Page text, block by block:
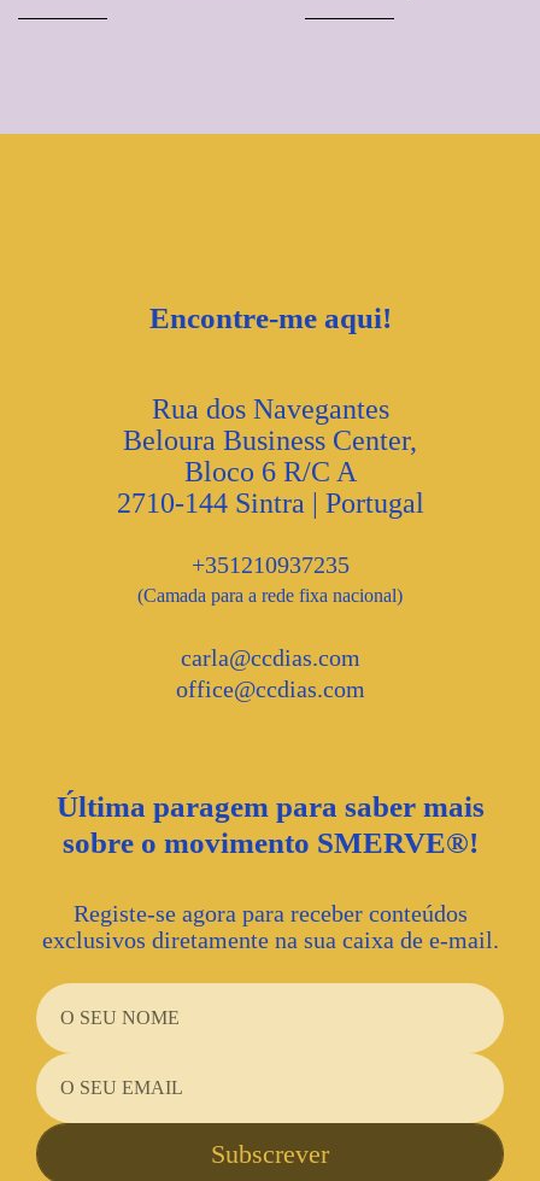
Encontre-me aqui!
Rua dos Navegantes
Beloura Business Center,
Bloco 6 R/C A
2710-144 Sintra | Portugal
+351210937235
(Camada para a rede fixa nacional)
carla@ccdias.com
office@ccdias.com
Última paragem para saber mais
sobre o movimento SMERVE®!
Registe-se agora para receber conteúdos
exclusivos diretamente na sua caixa de e-mail.